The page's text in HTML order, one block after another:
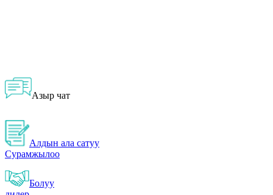
Азыр чат
Алдын ала сатуу
Сурамжылоо
Болуу